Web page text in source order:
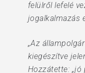
felülről lefelé
jogalkalmazás
„Az
kiegészítve
Hozzátette: